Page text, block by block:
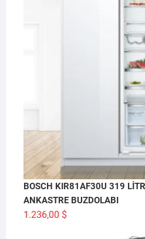
BOSCH KIR81AF30U 319
ANKASTRE BUZDOLABI
1.236,00 $